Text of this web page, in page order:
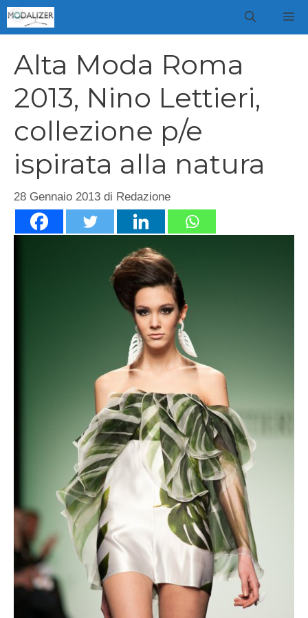
Vai
al
Alta Moda Roma
2013, Nino Lettieri,
collezione p/e
ispirata alla natura
28 Gennaio 2013 di Redazione